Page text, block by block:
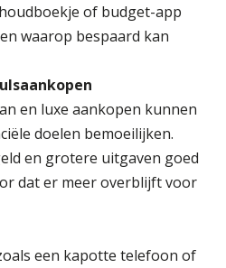
of budget-app
waarop bespaard kan
en luxe aankopen kunnen
doelen bemoeilijken.
en grotere uitgaven goed
dat er meer overblijft voor
een kapotte telefoon of